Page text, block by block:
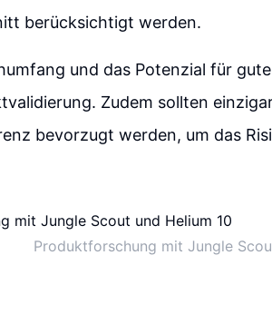
berücksichtigt werden.
und das Potenzial für
Zudem sollten
bevorzugt werden, um das
Produktforschung mit Jungle